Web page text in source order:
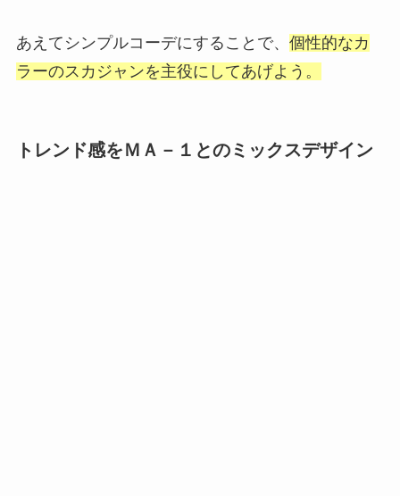
あえてシンプルコーデにすることで、 個性的なカ
ラーのスカジャンを主役にしてあげよう。
トレンド感をＭＡ－１とのミックスデザイン